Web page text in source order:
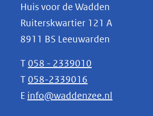
(verwijst
naar
een
andere
website)
Huis voor de Wadden
Ruiterskwartier 121 A
8911 BS Leeuwarden
T 058 - 2339010
T 058-2339016
E info@waddenzee.nl